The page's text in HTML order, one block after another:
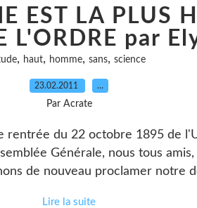
EST LA PLUS
L'ORDRE par
, haut, homme, sans, science
23.02.2011 …
Par Acrate
rentrée du 22 octobre 1895 de
Générale, nous tous
de nouveau proclamer notre
Lire la suite